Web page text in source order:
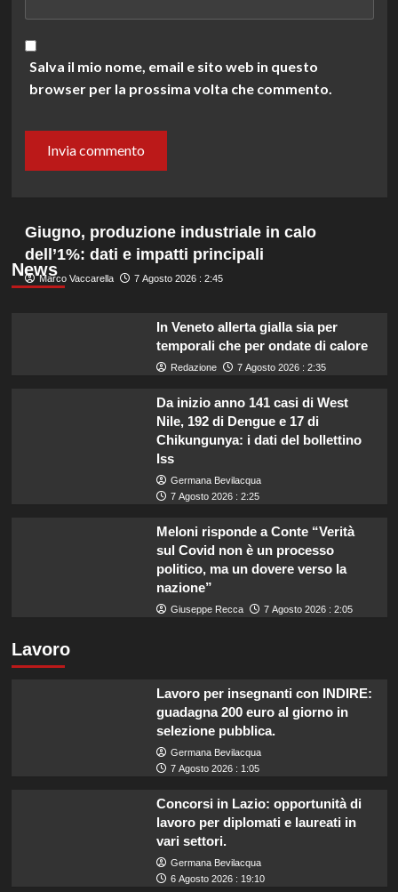
Salva il mio nome, email e sito web in questo
browser per la prossima volta che commento.
News
Giugno, produzione industriale in calo
dell’1%: dati e impatti principali
Marco Vaccarella 7 Agosto 2026 : 2:45
In Veneto allerta gialla sia per
temporali che per ondate di calore
Redazione 7 Agosto 2026 : 2:35
Da inizio anno 141 casi di West
Nile, 192 di Dengue e 17 di
Chikungunya: i dati del bollettino
Iss
Germana Bevilacqua
7 Agosto 2026 : 2:25
Meloni risponde a Conte “Verità
sul Covid non è un processo
politico, ma un dovere verso la
nazione”
Giuseppe Recca 7 Agosto 2026 : 2:05
Lavoro
Lavoro per insegnanti con INDIRE:
guadagna 200 euro al giorno in
selezione pubblica.
Germana Bevilacqua
7 Agosto 2026 : 1:05
Concorsi in Lazio: opportunità di
lavoro per diplomati e laureati in
vari settori.
Germana Bevilacqua
6 Agosto 2026 : 19:10